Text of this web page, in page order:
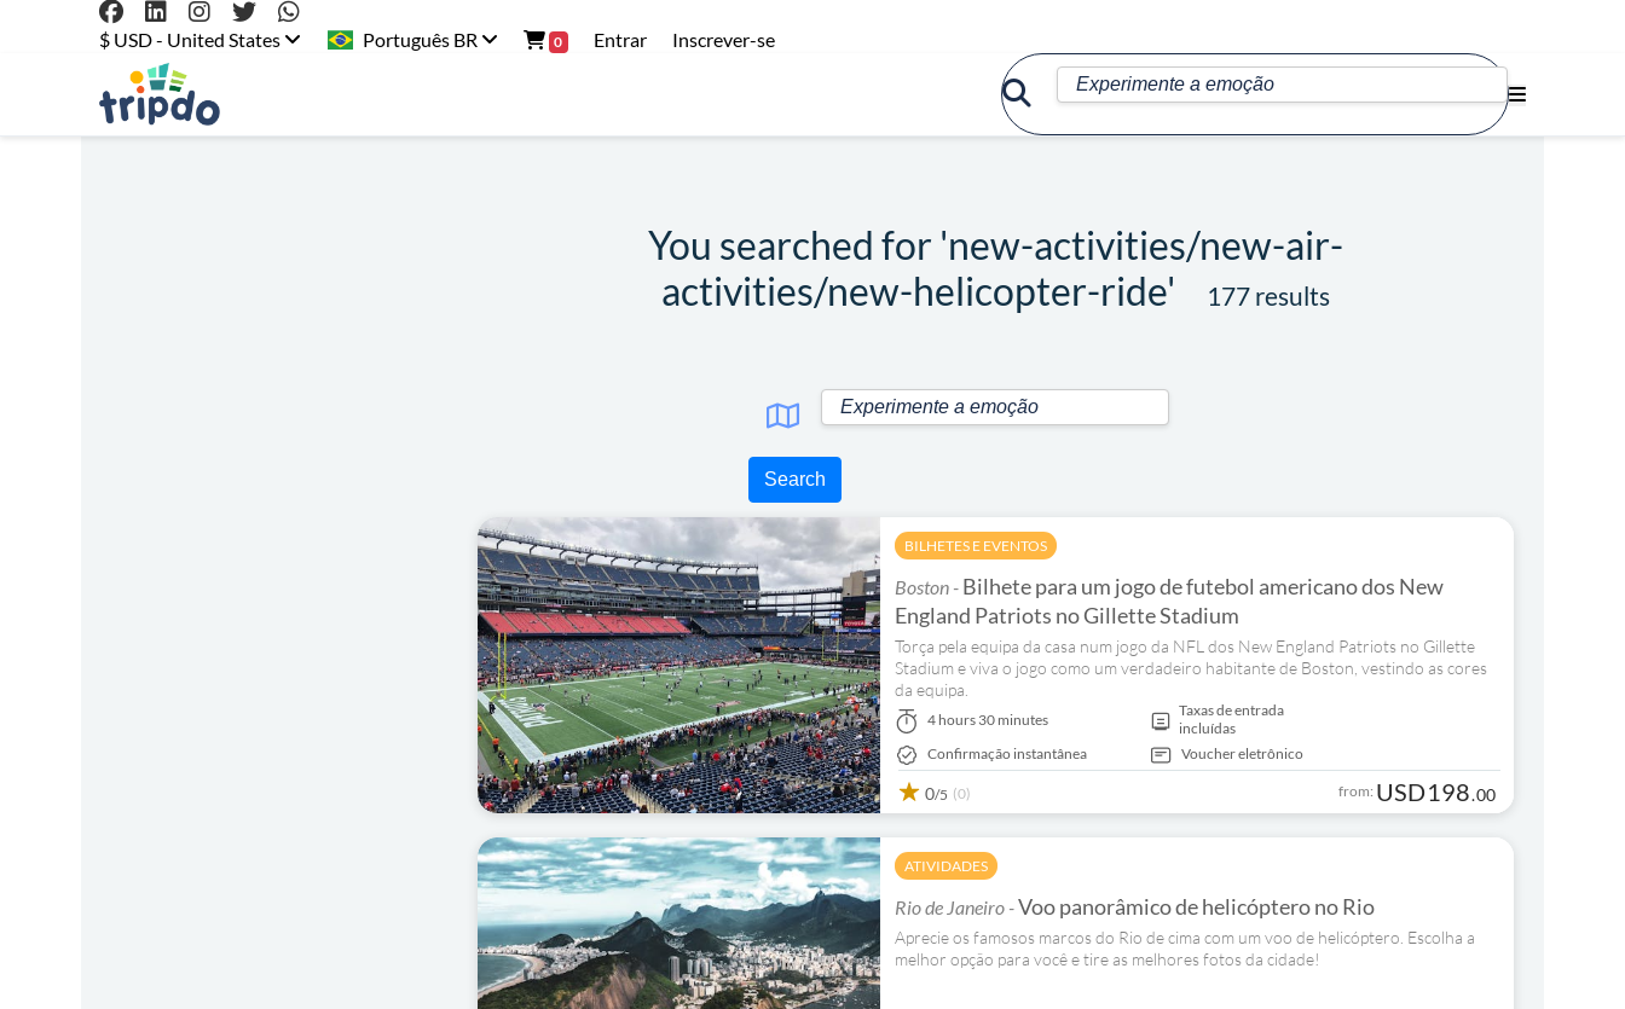
$ USD - United States Português BR 0 Entrar Inscrever-se
You searched for 'new-activities/new-air-
activities/new-helicopter-ride'
177 results
Search
BILHETES E EVENTOS
Boston -Bilhete para um jogo de futebol americano dos New
England Patriots no Gillette Stadium
Torça pela equipa da casa num jogo da NFL dos New England Patriots no Gillette
Stadium e viva o jogo como um verdadeiro habitante de Boston, vestindo as cores
da equipa.
4 hours 30 minutes
Confirmação instantânea
Taxas de entrada
incluídas
Voucher eletrônico
0/5 (0) from: USD198.00
ATIVIDADES
Rio de Janeiro -Voo panorâmico de helicóptero no Rio
Aprecie os famosos marcos do Rio de cima com um voo de helicóptero. Escolha a
melhor opção para você e tire as melhores fotos da cidade!